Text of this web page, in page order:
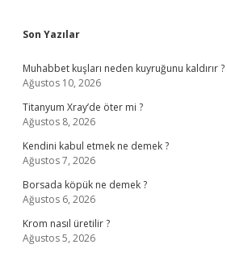
Sidebar
Son Yazılar
Muhabbet kuşları neden kuyruğunu kaldırır ?
Ağustos 10, 2026
Titanyum Xray’de öter mi ?
Ağustos 8, 2026
Kendini kabul etmek ne demek ?
Ağustos 7, 2026
Borsada köpük ne demek ?
Ağustos 6, 2026
Krom nasıl üretilir ?
Ağustos 5, 2026